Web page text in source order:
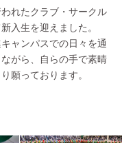
れたクラブ・サークル
入生を迎えました。
ャンパスでの日々を通
がら、自らの手で素晴
願っております。